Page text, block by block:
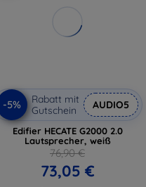
-5%
Rabatt mit
Gutschein
AUDIO5
Edifier HECATE G2000 2.0
Lautsprecher, weiß
76,90 €
73,05 €